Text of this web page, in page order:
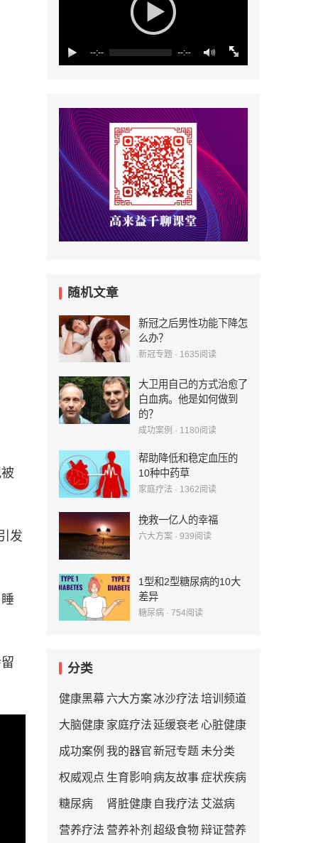
发
--:-- --:--
随机文章
新冠之后男性功能下降怎
么办？
新冠专题 · 1635阅读
大卫用自己的方式治愈了
白血病。他是如何做到
的？
成功案例 · 1180阅读
帮助降低和稳定血压的
10种中药草
家庭疗法 · 1362阅读
挽救一亿人的幸福
六大方案 · 939阅读
1型和2型糖尿病的10大
差异
糖尿病 · 754阅读
分类
健康黑幕 六大方案冰沙疗法 培训频道
大脑健康 家庭疗法 延缓衰老 心脏健康
成功案例 我的器官新冠专题 未分类
权威观点 生育影响病友故事症状疾病
糖尿病 肾脏健康 自我疗法 艾滋病
营养疗法 营养补剂 超级食物辩证营养